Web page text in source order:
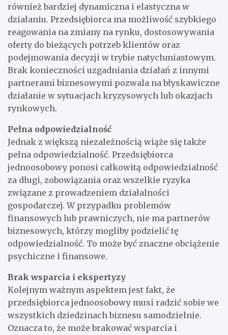
również bardziej dynamiczna i elastyczna w
działaniu. Przedsiębiorca ma możliwość szybkiego
reagowania na zmiany na rynku, dostosowywania
oferty do bieżących potrzeb klientów oraz
podejmowania decyzji w trybie natychmiastowym.
Brak konieczności uzgadniania działań z innymi
partnerami biznesowymi pozwala na błyskawiczne
działanie w sytuacjach kryzysowych lub okazjach
rynkowych.
Pełna odpowiedzialność
Jednak z większą niezależnością wiąże się także
pełna odpowiedzialność. Przedsiębiorca
jednoosobowy ponosi całkowitą odpowiedzialność
za długi, zobowiązania oraz wszelkie ryzyka
związane z prowadzeniem działalności
gospodarczej. W przypadku problemów
finansowych lub prawniczych, nie ma partnerów
biznesowych, którzy mogliby podzielić tę
odpowiedzialność. To może być znaczne obciążenie
psychiczne i finansowe.
Brak wsparcia i ekspertyzy
Kolejnym ważnym aspektem jest fakt, że
przedsiębiorca jednoosobowy musi radzić sobie we
wszystkich dziedzinach biznesu samodzielnie.
Oznacza to, że może brakować wsparcia i